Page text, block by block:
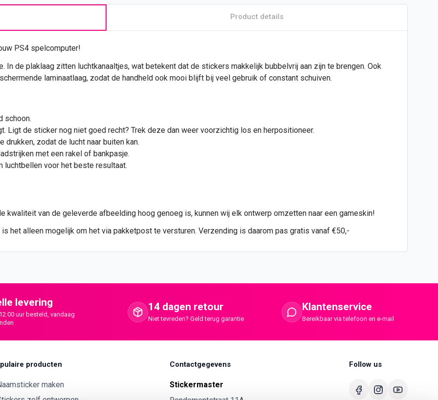
Product details
PS4 spelcomputer!
de plaklaag zitten luchtkanaaltjes, wat betekent dat de stickers makkelijk bubbelvrij aan zijn te brengen. Ook
laminaatlaag, zodat de handheld ook mooi blijft bij veel gebruik of constant schuiven.
schoon.
Ligt de sticker nog niet goed recht? Trek deze dan weer voorzichtig los en herpositioneer.
zodat de lucht naar buiten kan.
met een rakel of bankpasje.
luchtbellen voor het beste resultaat.
kwaliteit van de geleverde afbeelding hoog genoeg is, kunnen wij elk ontwerp omzetten naar een gameskin!
het alleen mogelijk om het via pakketpost te versturen. Verzending is daarom pas gratis vanaf €50,-
levering
uur besteld, vandaag
14 dagen retour
Niet tevreden? Geld terug garantie
Klantenservice
Bereikbaar via telefoon en e-mail
producten
maken
Contactgegevens
Stickermaster
Follow us